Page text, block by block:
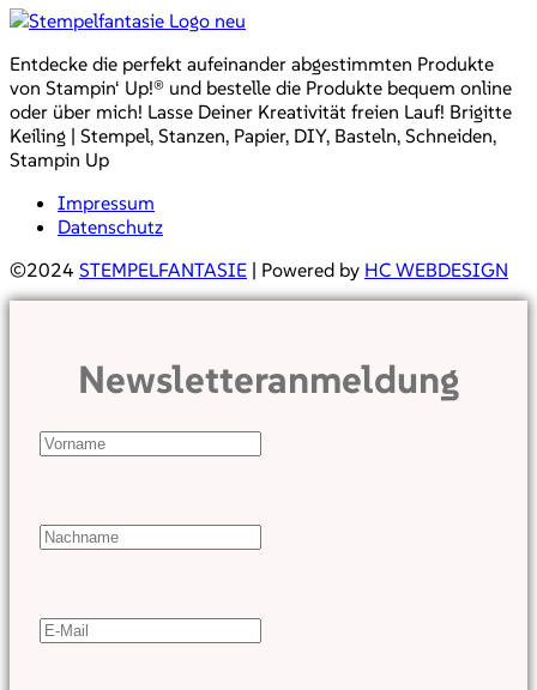
Entdecke die perfekt aufeinander abgestimmten Produkte
von Stampin‘ Up!® und bestelle die Produkte bequem online
oder über mich! Lasse Deiner Kreativität freien Lauf! Brigitte
Keiling | Stempel, Stanzen, Papier, DIY, Basteln, Schneiden,
Stampin Up
Impressum
Datenschutz
©2024 STEMPELFANTASIE | Powered by HC WEBDESIGN
Newsletteranmeldung